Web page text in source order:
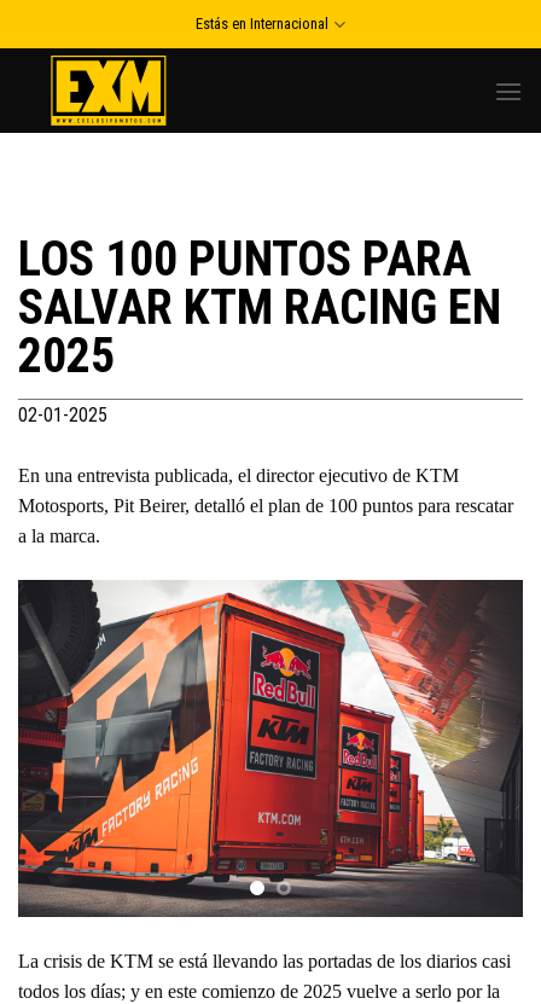
to
Estás en Internacional
LOS 100 PUNTOS PARA
SALVAR KTM RACING EN
2025
02-01-2025
En una entrevista publicada, el director ejecutivo de KTM
Motosports, Pit Beirer, detalló el plan de 100 puntos para rescatar
a la marca.
La crisis de KTM se está llevando las portadas de los diarios casi
todos los días; y en este comienzo de 2025 vuelve a serlo por la